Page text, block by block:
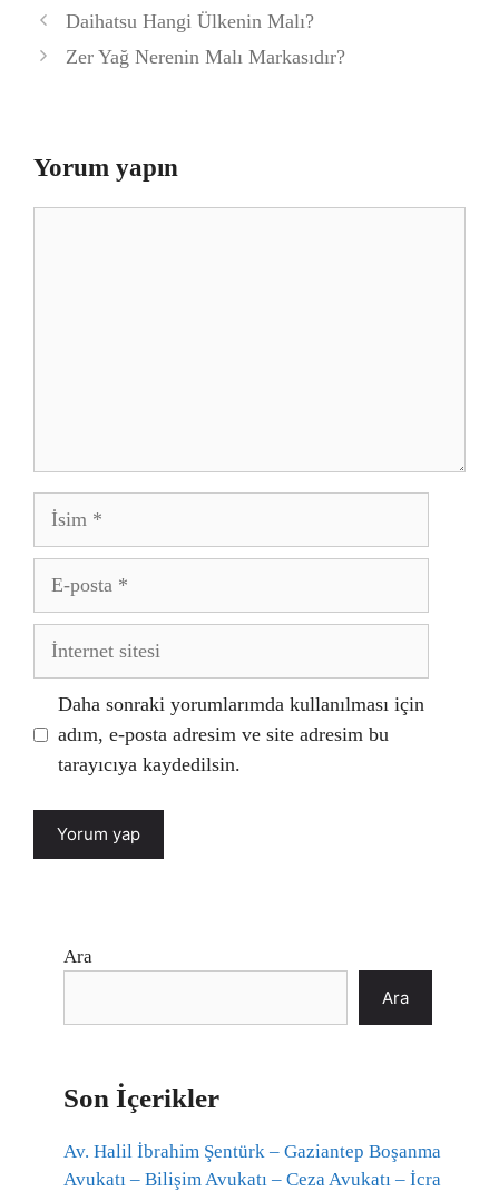
Daihatsu Hangi Ülkenin Malı?
Zer Yağ Nerenin Malı Markasıdır?
Yorum yapın
İsim
posta
İnternet
Daha sonraki yorumlarımda kullanılması için
adım, e-posta adresim ve site adresim bu
tarayıcıya kaydedilsin.
Ara
Ara
Son İçerikler
Av. Halil İbrahim Şentürk – Gaziantep Boşanma
Avukatı – Bilişim Avukatı – Ceza Avukatı – İcra